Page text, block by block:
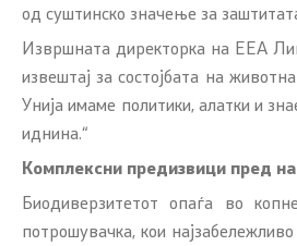
од суштинско значење за
Извршната директорка на ЕЕА
извештај за состојбата на
Унија имаме политики, алатки и
иднина.“
Комплексни предизвици пред
Биодиверзитетот опаѓа во
потрошувачка, кои